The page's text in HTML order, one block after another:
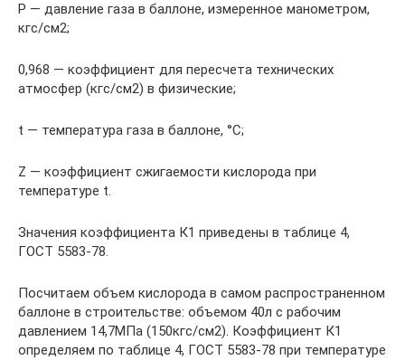
Р — давление газа в баллоне, измеренное манометром,
кгс/см2;
0,968 — коэффициент для пересчета технических
атмосфер (кгс/см2) в физические;
t — температура газа в баллоне, °С;
Z — коэффициент сжигаемости кислорода при
температуре t.
Значения коэффициента К1 приведены в таблице 4,
ГОСТ 5583-78.
Посчитаем объем кислорода в самом распространенном
баллоне в строительстве: объемом 40л с рабочим
давлением 14,7МПа (150кгс/см2). Коэффициент К1
определяем по таблице 4, ГОСТ 5583-78 при температуре